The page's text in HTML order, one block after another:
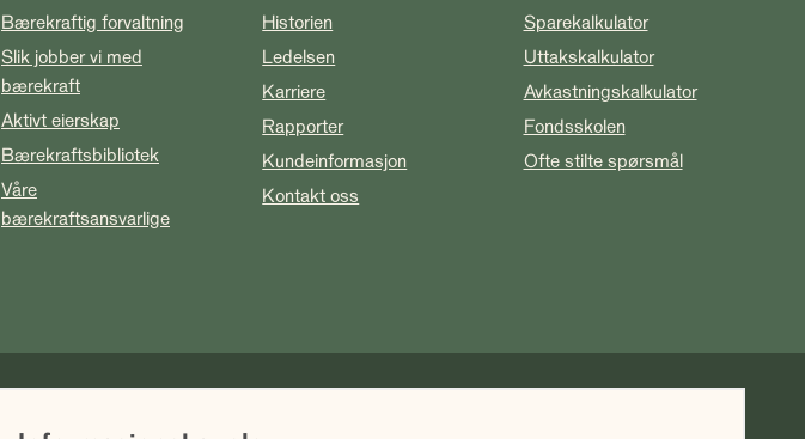
Bærekraftig forvaltning
Slik jobber vi med
bærekraft
Aktivt eierskap
Bærekraftsbibliotek
Våre
bærekraftsansvarlige
Historien
Ledelsen
Karriere
Rapporter
Kundeinformasjon
Kontakt oss
Sparekalkulator
Uttakskalkulator
Avkastningskalkulator
Fondsskolen
Ofte stilte spørsmål
Vi gjør oppmerksom på at historisk avkastning ikke er noen garanti for fremtidig